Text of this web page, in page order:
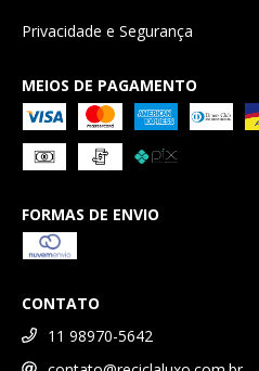
Privacidade e Segurança
MEIOS DE PAGAMENTO
FORMAS DE ENVIO
CONTATO
11 98970-5642